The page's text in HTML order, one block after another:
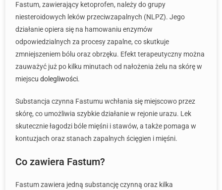
Fastum, zawierający ketoprofen, należy do grupy
niesteroidowych leków przeciwzapalnych (NLPZ). Jego
działanie opiera się na hamowaniu enzymów
odpowiedzialnych za procesy zapalne, co skutkuje
zmniejszeniem bólu oraz obrzęku. Efekt terapeutyczny można
zauważyć już po kilku minutach od nałożenia żelu na skórę w
miejscu dolegliwości.
Substancja czynna Fastumu wchłania się miejscowo przez
skórę, co umożliwia szybkie działanie w rejonie urazu. Lek
skutecznie łagodzi bóle mięśni i stawów, a także pomaga w
kontuzjach oraz stanach zapalnych ścięgien i mięśni.
Co zawiera Fastum?
Fastum zawiera jedną substancję czynną oraz kilka